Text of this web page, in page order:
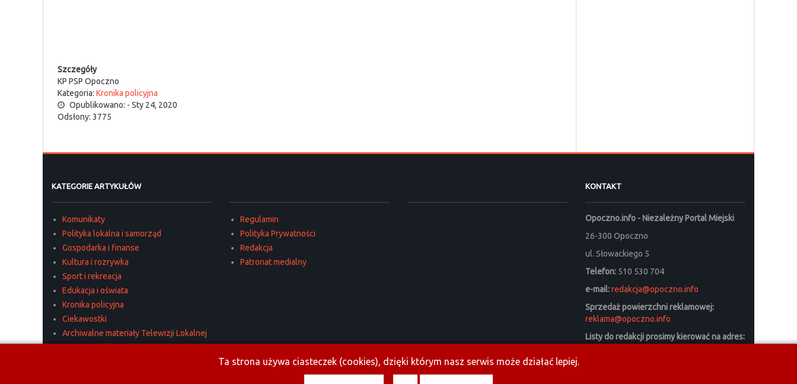
Szczegóły
KP PSP Opoczno
Kategoria: Kronika policyjna
Opublikowano: - Sty 24, 2020
Odsłony: 3775
KATEGORIE ARTYKUŁÓW
Komunikaty
Polityka lokalna i samorząd
Gospodarka i finanse
Kultura i rozrywka
Sport i rekreacja
Edukacja i oświata
Kronika policyjna
Ciekawostki
Archiwalne materiały Telewizji Lokalnej
Regulamin
Polityka Prywatności
Redakcja
Patronat medialny
KONTAKT
Opoczno.info - Niezależny Portal Miejski
26-300 Opoczno
ul. Słowackiego 5
Telefon: 510 530 704
e-mail:redakcja@opoczno.info
Sprzedaż powierzchni reklamowej:
reklama@opoczno.info
Listy do redakcji prosimy kierować na adres:
Ta strona używa ciasteczek (cookies), dzięki którym nasz serwis może działać lepiej.